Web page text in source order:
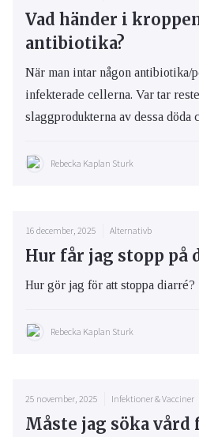
Vad händer i
antibiotika?
När man intar någon antibiotika/
infekterade cellerna. Var tar
slaggprodukterna av dessa döda
Rebecka Kaplan Sturk
16 december, 2025 Alternativb
Hur får jag stopp på
Hur gör jag för att stoppa diarré?
Rebecka Kaplan Sturk
25 november, 2025 Infektioner & Vacciner
Måste jag söka vård